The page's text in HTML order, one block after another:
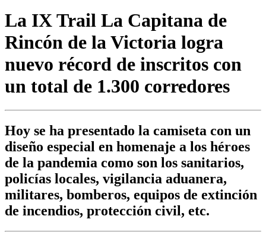
La IX Trail La Capitana de
Rincón de la Victoria logra
nuevo récord de inscritos con
un total de 1.300 corredores
Hoy se ha presentado la camiseta con un
diseño especial en homenaje a los héroes
de la pandemia como son los sanitarios,
policías locales, vigilancia aduanera,
militares, bomberos, equipos de extinción
de incendios, protección civil, etc.